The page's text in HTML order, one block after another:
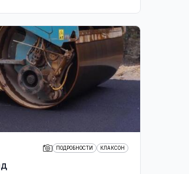
ПОДРОБНОСТИ КЛАКСОН